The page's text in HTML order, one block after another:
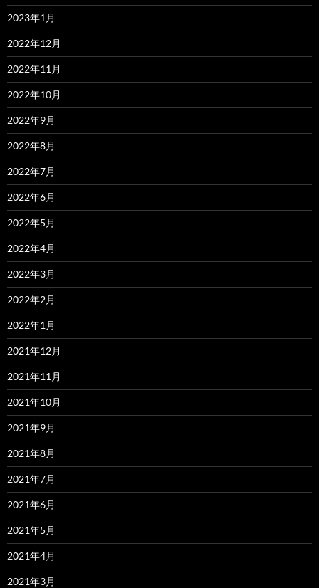
2023年1月
2022年12月
2022年11月
2022年10月
2022年9月
2022年8月
2022年7月
2022年6月
2022年5月
2022年4月
2022年3月
2022年2月
2022年1月
2021年12月
2021年11月
2021年10月
2021年9月
2021年8月
2021年7月
2021年6月
2021年5月
2021年4月
2021年3月